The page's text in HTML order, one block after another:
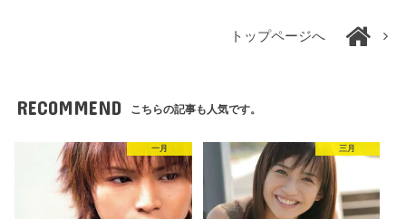
トップページへ
RECOMMEND こちらの記事も人気です。
一月 三月